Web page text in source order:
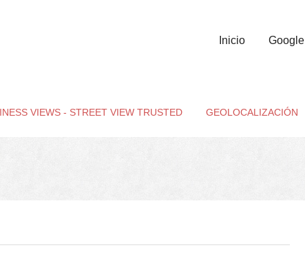
Inicio
VIEWS - STREET VIEW TRUSTED GEOLOCALIZACIÓN